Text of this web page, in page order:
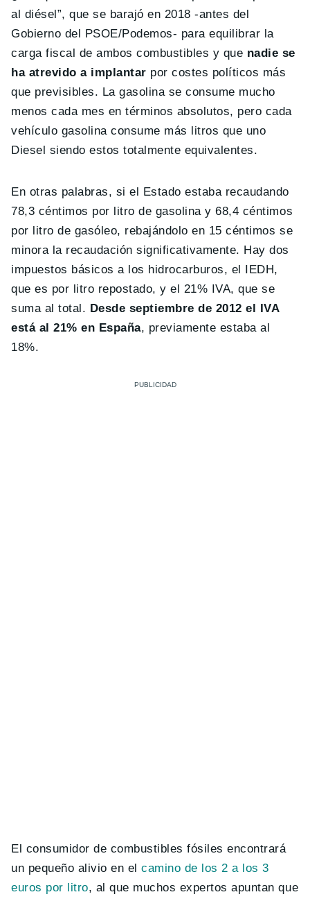
al diésel”, que se barajó en 2018 -antes del
Gobierno del PSOE/Podemos- para equilibrar la
carga fiscal de ambos combustibles y que nadie se
ha atrevido a implantar por costes políticos más
que previsibles. La gasolina se consume mucho
menos cada mes en términos absolutos, pero cada
vehículo gasolina consume más litros que uno
Diesel siendo estos totalmente equivalentes.
En otras palabras, si el Estado estaba recaudando
78,3 céntimos por litro de gasolina y 68,4 céntimos
por litro de gasóleo, rebajándolo en 15 céntimos se
minora la recaudación significativamente. Hay dos
impuestos básicos a los hidrocarburos, el IEDH,
que es por litro repostado, y el 21% IVA, que se
suma al total. Desde septiembre de 2012 el IVA
está al 21% en España, previamente estaba al
18%.
El consumidor de combustibles fósiles encontrará
un pequeño alivio en elcamino de los 2 a los 3
euros por litro, al que muchos expertos apuntan que